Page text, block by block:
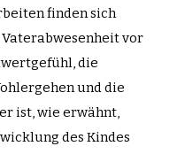
finden sich
vor
die
und die
ist, wie erwähnt,
des Kindes